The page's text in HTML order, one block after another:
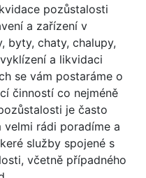
pozůstalosti
a zařízení v
byty, chaty, chalupy,
a likvidaci
se vám postaráme o
činností co nejméně
je často
rádi poradíme a
služby spojené s
včetně případného